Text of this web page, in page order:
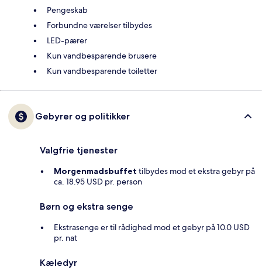
Pengeskab
Forbundne værelser tilbydes
LED-pærer
Kun vandbesparende brusere
Kun vandbesparende toiletter
Gebyrer og politikker
Valgfrie tjenester
Morgenmadsbuffet tilbydes mod et ekstra gebyr på
ca. 18.95 USD pr. person
Børn og ekstra senge
Ekstrasenge er til rådighed mod et gebyr på 10.0 USD
pr. nat
Kæledyr